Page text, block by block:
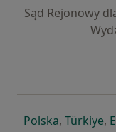
Sąd Rejonowy
Polskaotwiera
, Türkiye,